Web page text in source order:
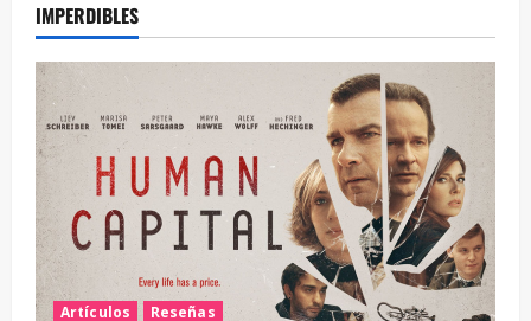
IMPERDIBLES
Artículos Reseñas